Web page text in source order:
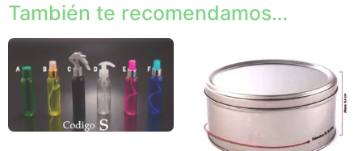
También te recomendamos…